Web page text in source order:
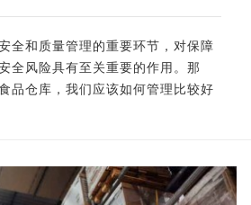
全和质量管理的重要环节，对保障
全风险具有至关重要的作用。那
品仓库，我们应该如何管理比较好